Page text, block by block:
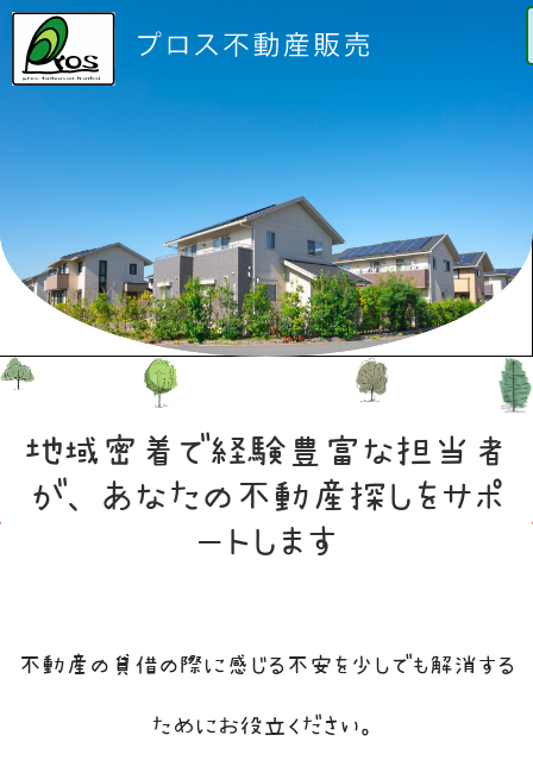
地域密着 で経験豊富な担当者
が、あなたの 不動産探し をサポ
ートします
不動産の貸借の際に感じる不安を少しでも解消する
ためにお役立ください。